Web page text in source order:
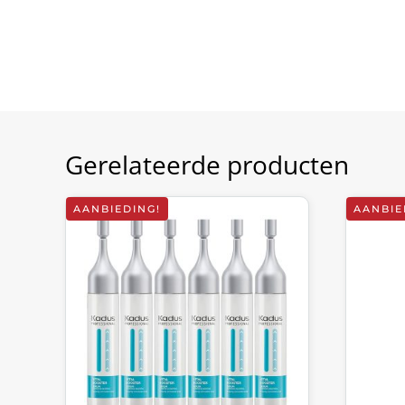
Gerelateerde producten
AANBIEDING!